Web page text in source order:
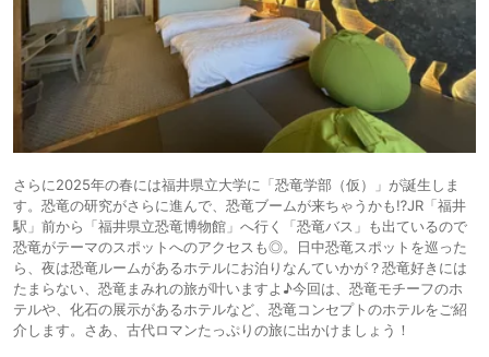
さらに2025年の春には福井県立大学に「恐竜学部（仮）」が誕生しま
す。恐竜の研究がさらに進んで、恐竜ブームが来ちゃうかも⁉JR「福井
駅」前から「福井県立恐竜博物館」へ行く「恐竜バス」も出ているので
恐竜がテーマのスポットへのアクセスも◎。日中恐竜スポットを巡った
ら、夜は恐竜ルームがあるホテルにお泊りなんていかが？恐竜好きには
たまらない、恐竜まみれの旅が叶いますよ♪今回は、恐竜モチーフのホ
テルや、化石の展示があるホテルなど、恐竜コンセプトのホテルをご紹
介します。さあ、古代ロマンたっぷりの旅に出かけましょう！